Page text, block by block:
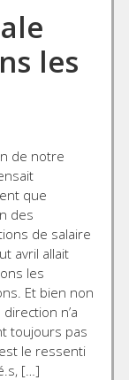
les
de notre
que
des
de salaire
avril allait
les
Et bien non
n’a
toujours pas
le ressenti
[…]